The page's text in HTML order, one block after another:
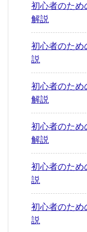
初心者のた
解説
初心者のた
説
初心者のた
解説
初心者のた
解説
初心者のた
説
初心者のた
説